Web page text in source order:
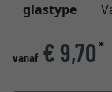
glastype
vanaf € 9,70*